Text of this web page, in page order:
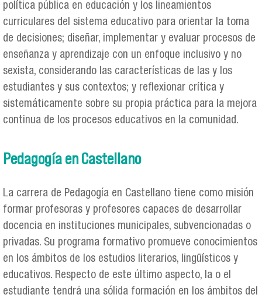
política pública en educación y los lineamientos
curriculares del sistema educativo para orientar la toma
de decisiones; diseñar, implementar y evaluar procesos de
enseñanza y aprendizaje con un enfoque inclusivo y no
sexista, considerando las características de las y los
estudiantes y sus contextos; y reflexionar crítica y
sistemáticamente sobre su propia práctica para la mejora
continua de los procesos educativos en la comunidad.
Pedagogía en Castellano
La carrera de Pedagogía en Castellano tiene como misión
formar profesoras y profesores capaces de desarrollar
docencia en instituciones municipales, subvencionadas o
privadas. Su programa formativo promueve conocimientos
en los ámbitos de los estudios literarios, lingüísticos y
educativos. Respecto de este último aspecto, la o el
estudiante tendrá una sólida formación en los ámbitos del